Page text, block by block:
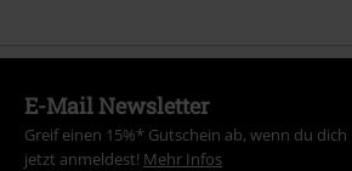
E-Mail Newsletter
Greif einen 15%* Gutschein ab, wenn du dich
jetzt anmeldest! Mehr Infos